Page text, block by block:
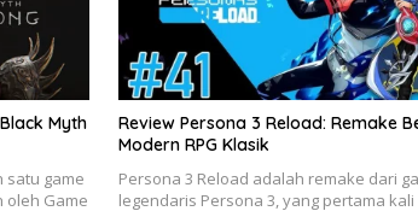
Myth
satu game
oleh Game
Review Persona 3 Reload: Remake
Modern RPG Klasik
Persona 3 Reload adalah remake dari
legendaris Persona 3, yang pertama